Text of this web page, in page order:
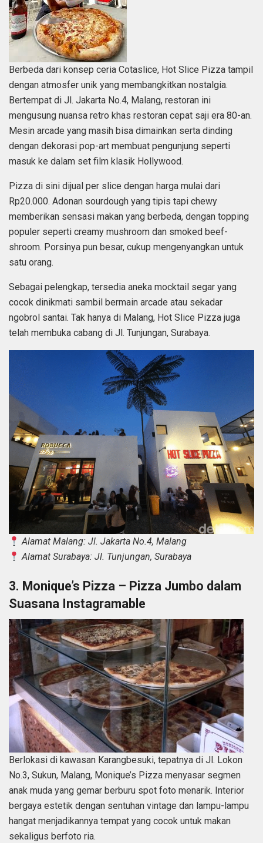
Berbeda dari konsep ceria Cotaslice, Hot Slice Pizza tampil
dengan atmosfer unik yang membangkitkan nostalgia.
Bertempat di Jl. Jakarta No.4, Malang, restoran ini
mengusung nuansa retro khas restoran cepat saji era 80-an.
Mesin arcade yang masih bisa dimainkan serta dinding
dengan dekorasi pop-art membuat pengunjung seperti
masuk ke dalam set film klasik Hollywood.
Pizza di sini dijual per slice dengan harga mulai dari
Rp20.000. Adonan sourdough yang tipis tapi chewy
memberikan sensasi makan yang berbeda, dengan topping
populer seperti creamy mushroom dan smoked beef-
shroom. Porsinya pun besar, cukup mengenyangkan untuk
satu orang.
Sebagai pelengkap, tersedia aneka mocktail segar yang
cocok dinikmati sambil bermain arcade atau sekadar
ngobrol santai. Tak hanya di Malang, Hot Slice Pizza juga
telah membuka cabang di Jl. Tunjungan, Surabaya.
Alamat Malang: Jl. Jakarta No.4, Malang
Alamat Surabaya: Jl. Tunjungan, Surabaya
3. Monique’s Pizza – Pizza Jumbo dalam
Suasana Instagramable
Berlokasi di kawasan Karangbesuki, tepatnya di Jl. Lokon
No.3, Sukun, Malang, Monique’s Pizza menyasar segmen
anak muda yang gemar berburu spot foto menarik. Interior
bergaya estetik dengan sentuhan vintage dan lampu-lampu
hangat menjadikannya tempat yang cocok untuk makan
sekaligus berfoto ria.